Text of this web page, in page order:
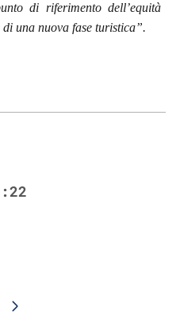
di riferimento dell’equità
una nuova fase turistica”.
successiva